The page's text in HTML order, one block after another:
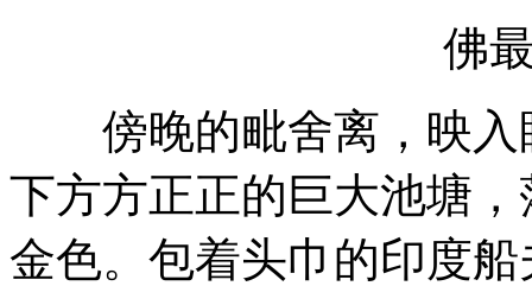
佛
傍晚的毗舍离，映入
下方方正正的巨大池塘
金色。包着头巾的印度